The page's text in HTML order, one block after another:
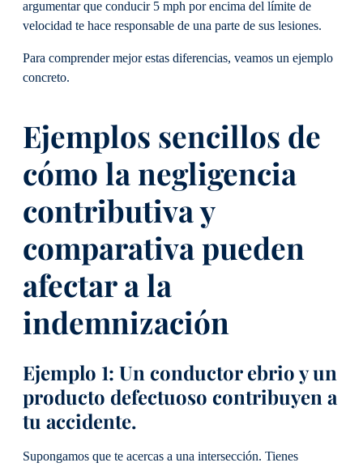
argumentar que conducir 5 mph por encima del límite de
velocidad te hace responsable de una parte de sus lesiones.
Para comprender mejor estas diferencias, veamos un ejemplo
concreto.
Ejemplos sencillos de
cómo la negligencia
contributiva y
comparativa pueden
afectar a la
indemnización
Ejemplo 1: Un conductor ebrio y un
producto defectuoso contribuyen a
tu accidente.
Supongamos que te acercas a una intersección. Tienes